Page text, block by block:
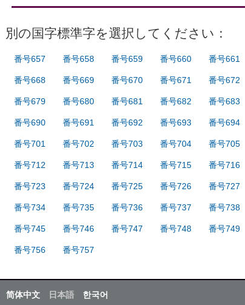
別の国字標準字を選択してください：
番号657 番号658 番号659 番号660 番号661
番号668 番号669 番号670 番号671 番号672
番号679 番号680 番号681 番号682 番号683
番号690 番号691 番号692 番号693 番号694
番号701 番号702 番号703 番号704 番号705
番号712 番号713 番号714 番号715 番号716
番号723 番号724 番号725 番号726 番号727
番号734 番号735 番号736 番号737 番号738
番号745 番号746 番号747 番号748 番号749
番号756 番号757
简体中文 日本語 한국어